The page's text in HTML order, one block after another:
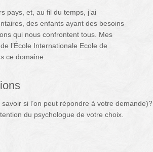
pays, et, au fil du temps, j’ai
des enfants ayant des besoins
qui nous confrontent tous. Mes
l’École Internationale Ecole de
ce domaine.
si l’on peut répondre à votre demande)?
du psychologue de votre choix.